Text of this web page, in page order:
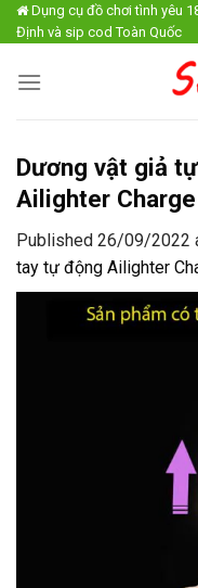
Skip
to
Dụng cụ đồ chơi tình yêu
Định và sip cod Toàn Quốc
Dương vật giả
Ailighter Charge
Published 26/09/2022
tay tự động Ailighter